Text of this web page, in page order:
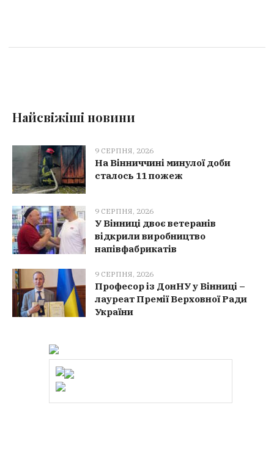
Найсвіжіші новини
9 СЕРПНЯ, 2026
На Вінниччині минулої доби
сталось 11 пожеж
9 СЕРПНЯ, 2026
У Вінниці двоє ветеранів
відкрили виробництво
напівфабрикатів
9 СЕРПНЯ, 2026
Професор із ДонНУ у Вінниці –
лауреат Премії Верховної Ради
України